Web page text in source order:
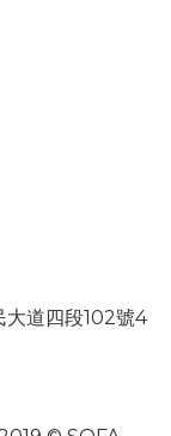
大道四段102號4